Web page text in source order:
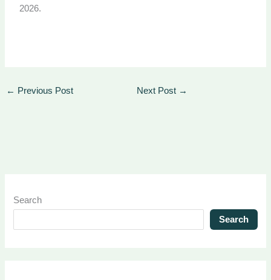
2026.
← Previous Post Next Post →
Search
Search